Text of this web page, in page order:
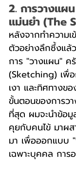
2. การวางแ
แม่นยำ (The
หลังจากทำความเ
ตัวอย่างลึกซึ้งแ
การ "วางแผน" ค
(Sketching) เพื่
เงา และทิศทาง
ขั้นตอนของการว
ที่สุด ผมจะนำข้อมู
คุยกับคนไข้ มาผ
มา เพื่อออกแบบ
เฉพาะบุคคล กา